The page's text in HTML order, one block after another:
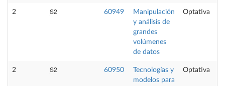
2 S2 60949
Manipulación
y análisis de
grandes
volúmenes
de datos
Optativa
2 S2 60950
Tecnologías y
modelos para
Optativa